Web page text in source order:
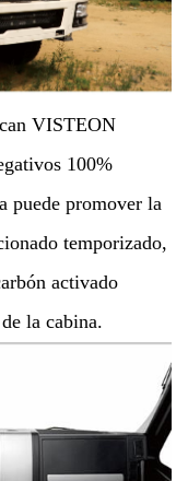
VISTEON
100%
puede promover la
temporizado,
activado
la cabina.